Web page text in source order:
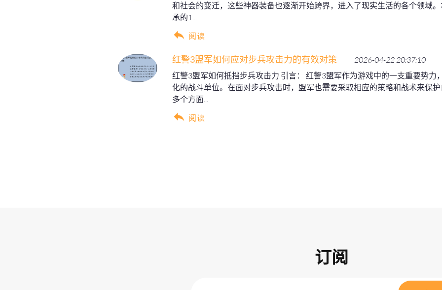
和社会的变迁，这些神器装备也逐渐开始跨界，进入了现实生活的各个领域
承的1...
阅读
红警3盟军如何应对步兵攻击力的有效对策
2026-04-22 20:37:10
红警3盟军如何抵挡步兵攻击力 引言： 红警3盟军作为游戏中的一支重要势力
化的战斗单位。在面对步兵攻击时，盟军也需要采取相应的策略和战术来保
多个方面...
阅读
订阅